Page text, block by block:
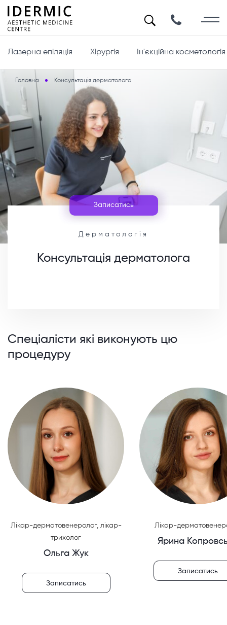
Лазерна епіляція Хірургія Ін'єкційна косметологія
Головна Консультація дерматолога
Дерматологія
Консультація дерматолога
Записатись
Спеціалісти які виконують цю
процедуру
Лікар-дерматовенеролог, лікар-
трихолог
Ольга Жук
Записатись
Лікар-
Ярина
Записатись